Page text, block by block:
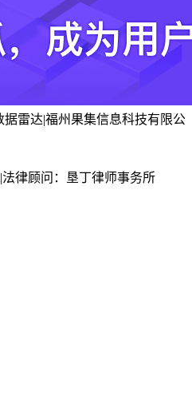
据雷达|福州果集信息科技有限公
|法律顾问：垦丁律师事务所